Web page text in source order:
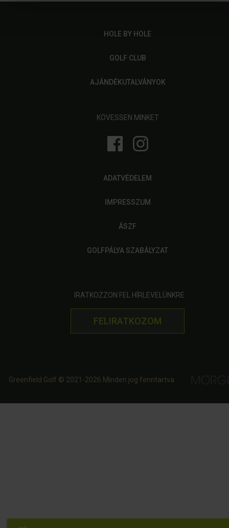
HOLE BY HOLE
GOLF CLUB
AJÁNDÉKUTALVÁNYOK
KÖVESSEN MINKET
ADATVÉDELEM
IMPRESSZUM
ÁSZF
GOLFPÁLYA SZABÁLYZAT
IRATKOZZON FEL HÍRLEVELÜNKRE
FELIRATKOZOM
Greenfield Golf © 2021-2026 Minden jog fenntartva